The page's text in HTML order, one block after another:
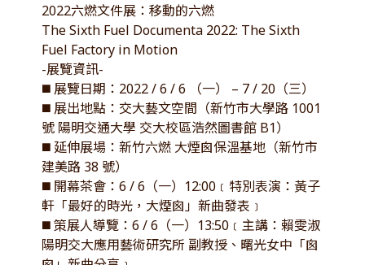
2022六燃文件展：移動的六燃
The Sixth Fuel Documenta 2022: The Sixth
Fuel Factory in Motion
-展覽資訊-
◼️ 展覽日期：2022 / 6 / 6 （一） – 7 / 20（三）
◼️ 展出地點：交大藝文空間（新竹市大學路 1001
號 陽明交通大學 交大校區浩然圖書館 B1）
◼️ 延伸展場：新竹六燃 大煙囪保溫基地（新竹市
建美路 38 號）
◼️ 開幕茶會：6 / 6（一）12:00﹝特別表演：黃子
軒「最好的時光，大煙囪」新曲發表﹞
◼️ 策展人導覽：6 / 6（一）13:50﹝主講：賴雯淑
陽明交大應用藝術研究所 副教授、曙光女中「囪